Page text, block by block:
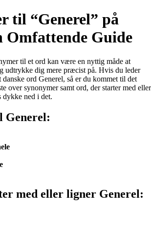
til “Generel” på
Omfattende Guide
til et ord kan være en nyttig måde at
udtrykke dig mere præcist på. Hvis du leder
ord Generel, så er du kommet til det
over synonymer samt ord, der starter med eller
dykke ned i det.
Generel:
med eller ligner Generel: